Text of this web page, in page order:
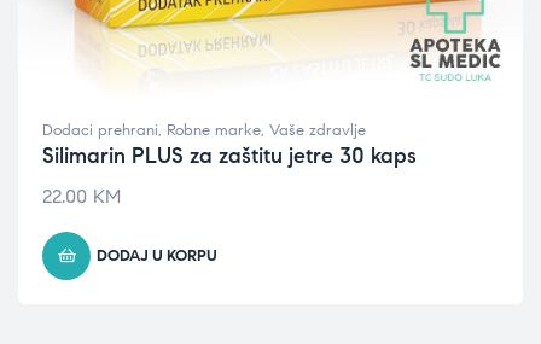
Dodaci prehrani, Robne marke, Vaše zdravlje
Silimarin PLUS za zaštitu jetre 30 kaps
22.00 KM
DODAJ U KORPU